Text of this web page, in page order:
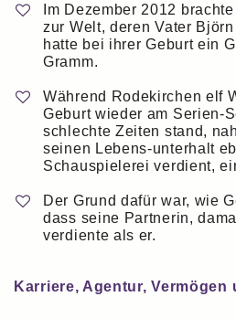
Im Dezember 2012
zur Welt, deren Vater
hatte bei ihrer Geburt ein
Gramm.
Während Rodekirchen elf
Geburt wieder am Serien-
schlechte Zeiten stand,
seinen Lebens-unterhalt
Schauspielerei verdient,
Der Grund dafür war, wie
dass seine Partnerin,
verdiente als er.
Karriere, Agentur, Vermögen